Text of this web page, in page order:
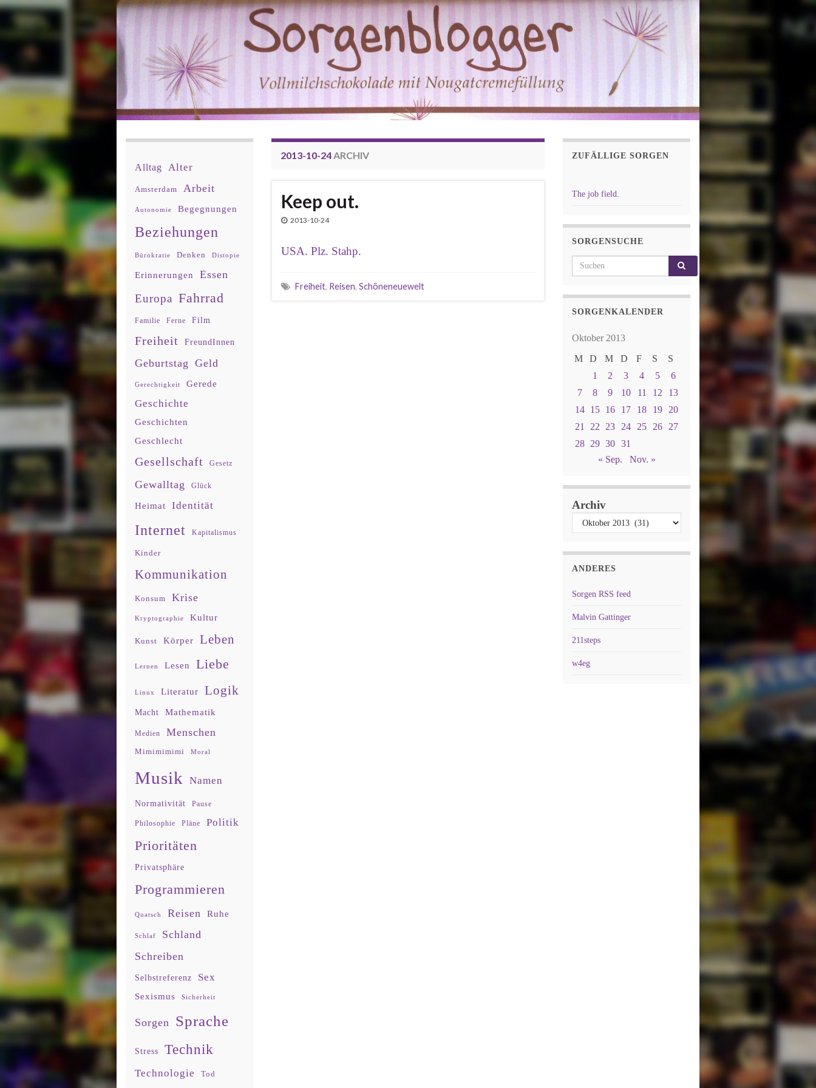
2013-10-24ARCHIV
Keep out.
2013-10-24
USA. Plz. Stahp.
Freiheit, Reisen, Schöneneuewelt
Alltag Alter
Amsterdam Arbeit
Autonomie Begegnungen
Beziehungen
Bürokratie Denken Distopie
Erinnerungen Essen
Europa Fahrrad
Familie Ferne Film
Freiheit FreundInnen
Geburtstag Geld
Gerechtigkeit Gerede
Geschichte
Geschichten
Geschlecht
Gesellschaft Gesetz
Gewalltag Glück
Heimat Identität
Internet Kapitalismus
Kinder
Kommunikation
Konsum Krise
Kryptographie Kultur
Kunst Körper Leben
Lernen Lesen Liebe
Linux Literatur Logik
Macht Mathematik
Medien Menschen
Mimimimimi Moral
Musik Namen
Normativität Pause
Philosophie Pläne Politik
Prioritäten
Privatsphäre
Programmieren
Quatsch Reisen Ruhe
Schlaf
Schland
Schreiben
Selbstreferenz Sex
Sexismus Sicherheit
Sorgen Sprache
Stress Technik
Technologie Tod
ZUFÄLLIGE SORGEN
The job field.
SORGENSUCHE
Search for:
SORGENKALENDER
Oktober 2013
M
D M D F S
S
1
2 3 4 5
6
7
8 9 10 11 12
13
14
15 16 17 18 19
20
21
22 23 24 25 26
27
28
29 30 31
« Sep.
Nov. »
Archiv
ANDERES
Sorgen RSS feed
Malvin Gattinger
211steps
w4eg